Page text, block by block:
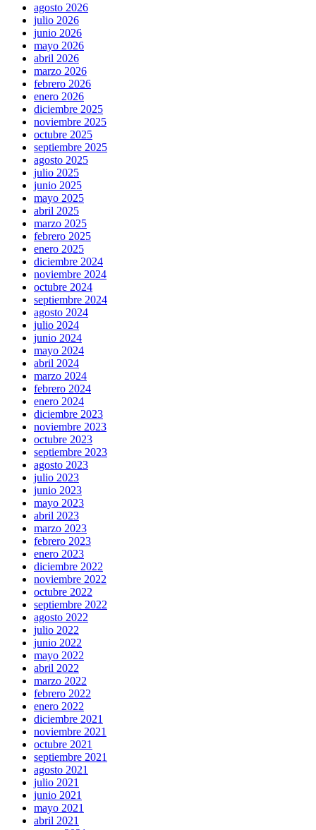
agosto 2026
julio 2026
junio 2026
mayo 2026
abril 2026
marzo 2026
febrero 2026
enero 2026
diciembre 2025
noviembre 2025
octubre 2025
septiembre 2025
agosto 2025
julio 2025
junio 2025
mayo 2025
abril 2025
marzo 2025
febrero 2025
enero 2025
diciembre 2024
noviembre 2024
octubre 2024
septiembre 2024
agosto 2024
julio 2024
junio 2024
mayo 2024
abril 2024
marzo 2024
febrero 2024
enero 2024
diciembre 2023
noviembre 2023
octubre 2023
septiembre 2023
agosto 2023
julio 2023
junio 2023
mayo 2023
abril 2023
marzo 2023
febrero 2023
enero 2023
diciembre 2022
noviembre 2022
octubre 2022
septiembre 2022
agosto 2022
julio 2022
junio 2022
mayo 2022
abril 2022
marzo 2022
febrero 2022
enero 2022
diciembre 2021
noviembre 2021
octubre 2021
septiembre 2021
agosto 2021
julio 2021
junio 2021
mayo 2021
abril 2021